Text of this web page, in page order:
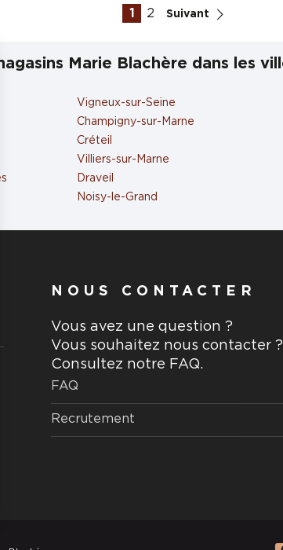
2
1 2 Suivant
Marie Blachère dans les
Vigneux-sur-Seine
Champigny-sur-Marne
Créteil
Villiers-sur-Marne
Draveil
Noisy-le-Grand
NOUS CONTACTER
Vous avez une question ?
Vous souhaitez nous contacter ?
Consultez notre FAQ.
FAQ
Recrutement